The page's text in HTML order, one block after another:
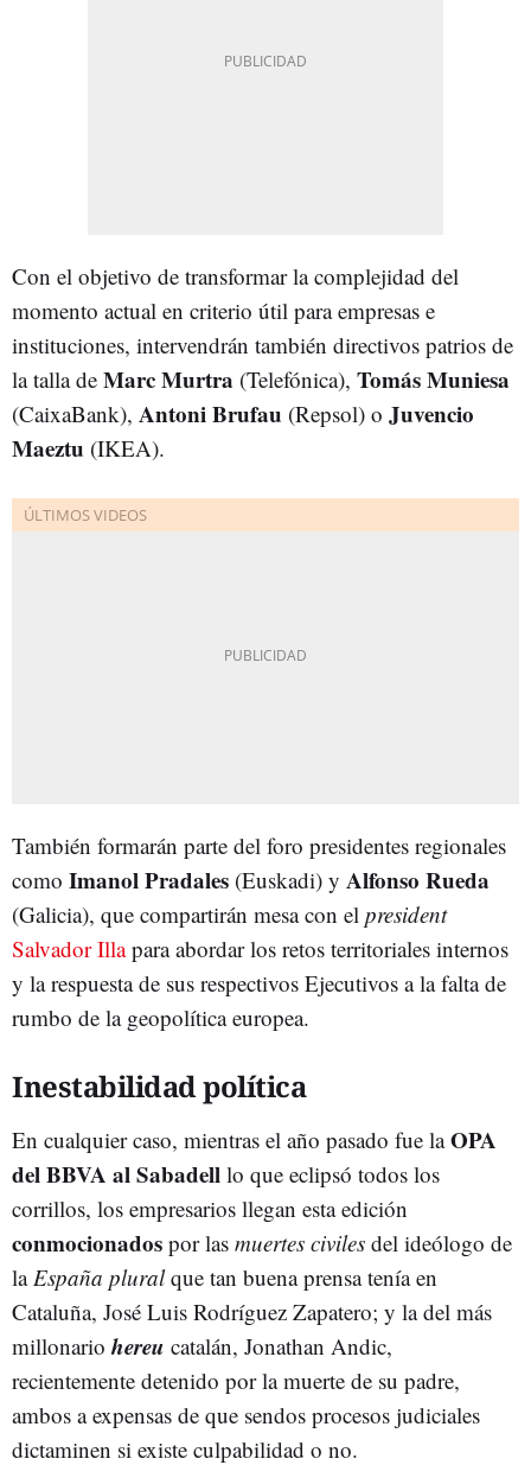
Con el objetivo de transformar la complejidad del
momento actual en criterio útil para empresas e
instituciones, intervendrán también directivos patrios de
la talla de Marc Murtra (Telefónica), Tomás Muniesa
(CaixaBank), Antoni Brufau (Repsol) o Juvencio
Maeztu (IKEA).
También formarán parte del foro presidentes regionales
como Imanol Pradales (Euskadi) y Alfonso Rueda
(Galicia), que compartirán mesa con el president
Salvador Illapara abordar los retos territoriales internos
y la respuesta de sus respectivos Ejecutivos a la falta de
rumbo de la geopolítica europea.
Inestabilidad política
En cualquier caso, mientras el año pasado fue laOPA
del BBVA al Sabadell lo que eclipsó todos los
corrillos, los empresarios llegan esta edición
conmocionados por las muertes civiles del ideólogo de
la España pluralque tan buena prensa tenía en
Cataluña, José Luis Rodríguez Zapatero; y la del más
millonario hereu catalán, Jonathan Andic,
recientemente detenido por la muerte de su padre,
ambos a expensas de que sendos procesos judiciales
dictaminen si existe culpabilidad o no.